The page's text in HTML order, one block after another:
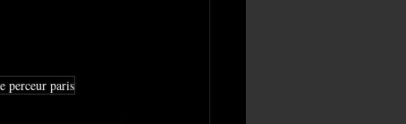
perceur paris